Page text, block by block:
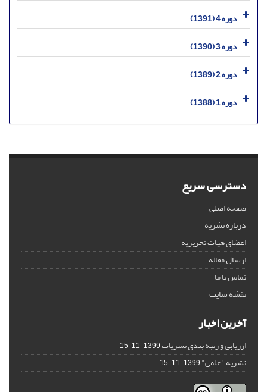
دوره 4 (1391)
دوره 3 (1390)
دوره 2 (1389)
دوره 1 (1388)
دسترسی سریع
صفحه اصلی
درباره نشریه
اعضای هیات تحریریه
ارسال مقاله
تماس با ما
نقشه سایت
آخرین اخبار
ارزیابی و رتبه بندی نشریات1399-11-15
نشریه "علمی"1399-11-15